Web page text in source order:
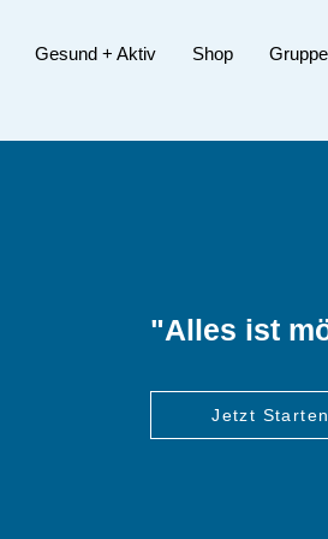
Gesund + Aktiv Shop Gruppe
"Alles ist
Jetzt
Jetzt